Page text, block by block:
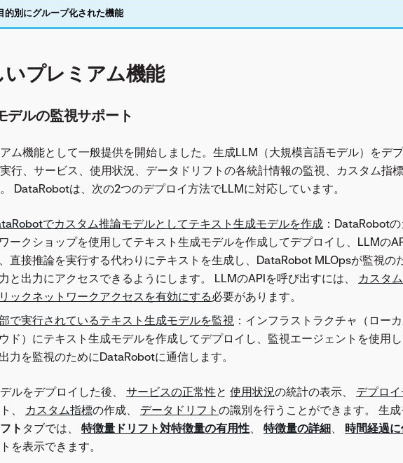
的別にグループ化された機能
いプレミアム機能
デルの監視サポート
ム機能として一般提供を開始しました。生成LLM（大規模言語モデル）をデプ
行、サービス、使用状況、データドリフトの各統計情報の監視、カスタム指
DataRobotは、次の2つのデプロイ方法でLLMに対応しています。
でカスタム推論モデルとしてテキスト生成モデルを作成 ：DataRobot
ークショップを使用してテキスト生成モデルを作成してデプロイし、LLMの
直接推論を実行する代わりにテキストを生成し、DataRobot MLOpsが監視の
と出力にアクセスできるようにします。 LLMのAPIを呼び出すには、 カスタ
ックネットワークアクセスを有効にする必要があります。
で実行されているテキスト生成モデルを監視 ：インフラストラクチャ（ロー
ド）にテキスト生成モデルを作成してデプロイし、監視エージェントを使用
力を監視のためにDataRobotに通信します。
ルをデプロイした後、 サービスの正常性と 使用状況の統計の表示、 デプロ
、 カスタム指標の作成、 データドリフト の識別を行うことができます。 生
ト タブでは、 特徴量ドリフト対特徴量の有用性 特徴量の詳細
時間経過
を表示できます。